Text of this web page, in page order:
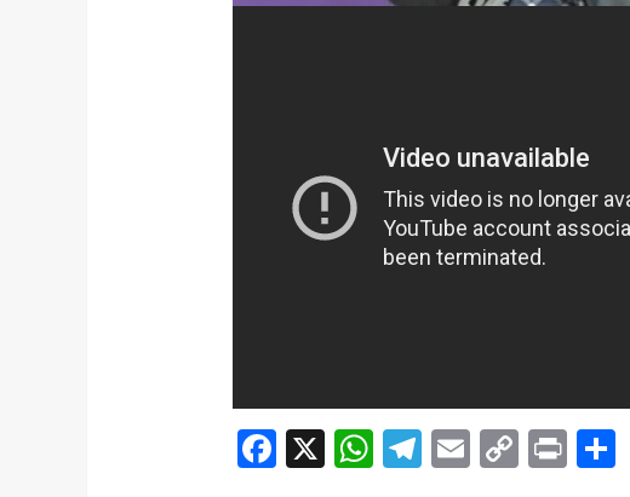
Facebook
X WhatsApp
Telegram
EmailCopyPrint